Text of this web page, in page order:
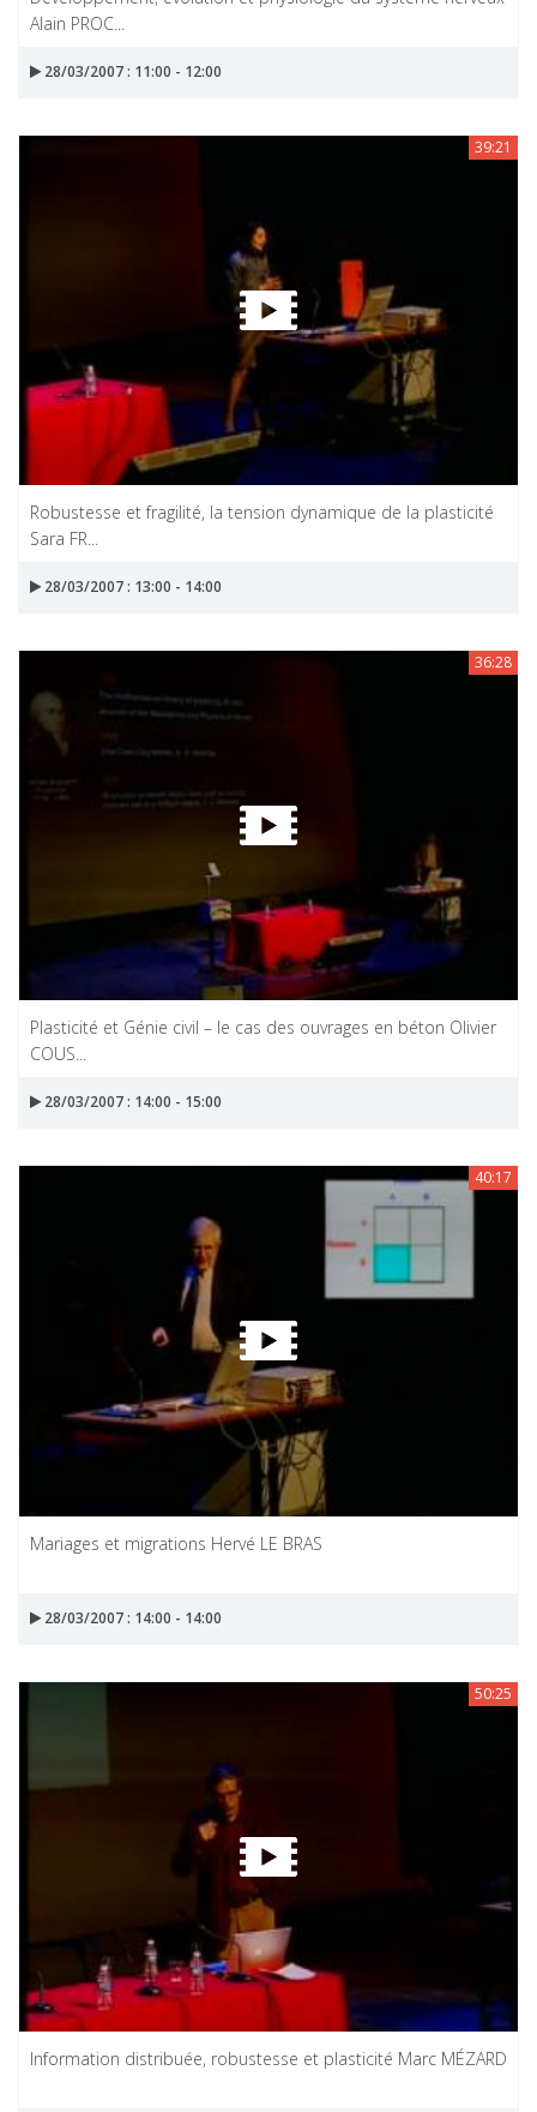
Alain PROC...
28/03/2007 : 11:00 - 12:00
39:21
Robustesse et fragilité, la tension dynamique de la plasticité
Sara FR...
28/03/2007 : 13:00 - 14:00
36:28
Plasticité et Génie civil – le cas des ouvrages en béton Olivier
COUS...
28/03/2007 : 14:00 - 15:00
40:17
Mariages et migrations Hervé LE BRAS
28/03/2007 : 14:00 - 14:00
50:25
Information distribuée, robustesse et plasticité Marc MÉZARD